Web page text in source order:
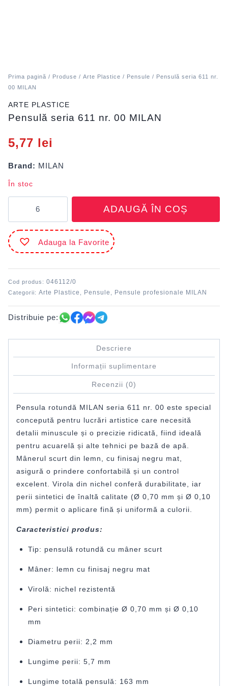
Prima pagină / Produse / Arte Plastice / Pensule / Pensulă seria 611 nr.
00 MILAN
ARTE PLASTICE
Pensulă seria 611 nr. 00 MILAN
5,77 lei
Brand: MILAN
În stoc
Pensulă
seria
611
nr.
00
ADAUGĂ ÎN COȘ
Adauga la Favorite
Cod produs: 046112/0
Categorii: Arte Plastice Pensule Pensule profesionale MILAN
Distribuie pe:
Descriere
Informații suplimentare
Recenzii (0)
Pensula rotundă MILAN seria 611 nr. 00 este special
concepută pentru lucrări artistice care necesită
detalii minuscule și o precizie ridicată, fiind ideală
pentru acuarelă și alte tehnici pe bază de apă.
Mânerul scurt din lemn, cu finisaj negru mat,
asigură o prindere confortabilă și un control
excelent. Virola din nichel conferă durabilitate, iar
perii sintetici de înaltă calitate (Ø 0,70 mm și Ø 0,10
mm) permit o aplicare fină și uniformă a culorii.
Caracteristici produs:
Tip: pensulă rotundă cu mâner scurt
Mâner: lemn cu finisaj negru mat
Virolă: nichel rezistentă
Peri sintetici: combinație Ø 0,70 mm și Ø 0,10
mm
Diametru perii: 2,2 mm
Lungime perii: 5,7 mm
Lungime totală pensulă: 163 mm